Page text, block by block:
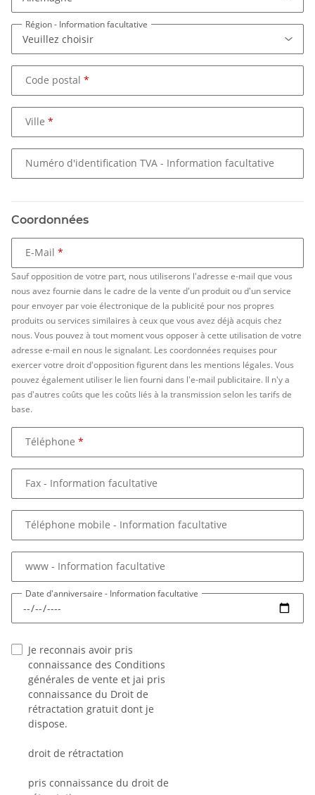
Région- Information facultative
Code postal
Ville
Numéro d'identification TVA - Information facultative
Coordonnées
E-Mail
Sauf opposition de votre part, nous utiliserons l'adresse e-mail que vous
nous avez fournie dans le cadre de la vente d'un produit ou d'un service
pour envoyer par voie électronique de la publicité pour nos propres
produits ou services similaires à ceux que vous avez déjà acquis chez
nous. Vous pouvez à tout moment vous opposer à cette utilisation de votre
adresse e-mail en nous le signalant. Les coordonnées requises pour
exercer votre droit d'opposition figurent dans les mentions légales. Vous
pouvez également utiliser le lien fourni dans l'e-mail publicitaire. Il n'y a
pas d'autres coûts que les coûts liés à la transmission selon les tarifs de
base.
Téléphone
Fax - Information facultative
Téléphone mobile - Information facultative
www - Information facultative
Date d'anniversaire - Information facultative
Je reconnais avoir pris
connaissance des Conditions
générales de vente et jai pris
connaissance du Droit de
rétractation gratuit dont je
dispose.
droit de rétractation
pris connaissance du droit de